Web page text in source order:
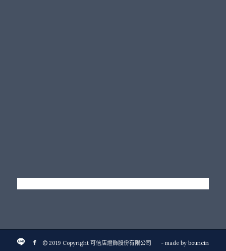
© 2019 Copyright 可信店燈飾股份有限公司 - made bybouncin